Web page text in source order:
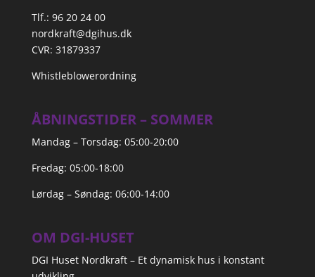
Tlf.: 96 20 24 00
nordkraft@dgihus.dk
CVR: 31879337
Whistleblowerordning
ÅBNINGSTIDER – SOMMER
Mandag – Torsdag: 05:00-20:00
Fredag: 05:00-18:00
Lørdag – Søndag: 06:00-14:00
OM DGI-HUSET
DGI Huset Nordkraft – Et dynamisk hus i konstant